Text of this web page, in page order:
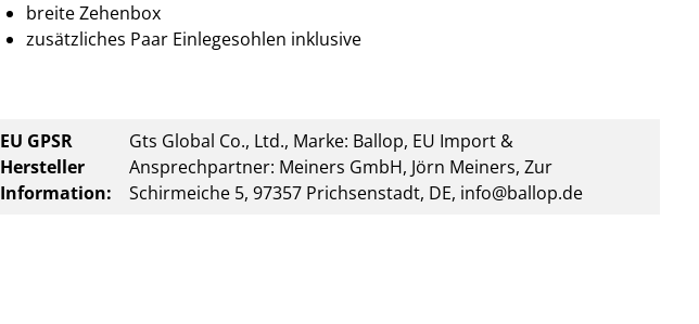
breite Zehenbox
zusätzliches Paar Einlegesohlen inklusive
EU GPSR
Hersteller
Information:
Gts Global Co., Ltd., Marke: Ballop, EU Import &
Ansprechpartner: Meiners GmbH, Jörn Meiners, Zur
Schirmeiche 5, 97357 Prichsenstadt, DE, info@ballop.de